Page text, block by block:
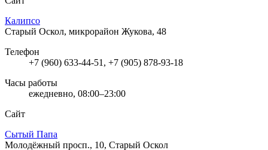
Калипсо
Старый Оскол, микрорайон Жукова, 48
Телефон
+7 (960) 633-44-51, +7 (905) 878-93-18
Часы работы
ежедневно, 08:00–23:00
Сайт
Сытый Папа
Молодёжный просп., 10, Старый Оскол